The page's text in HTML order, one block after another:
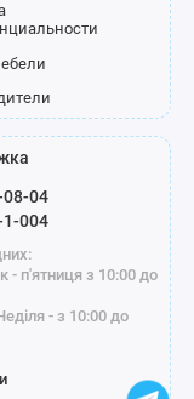
04
004
- п'ятниця з 10:00 до
- з 10:00 до